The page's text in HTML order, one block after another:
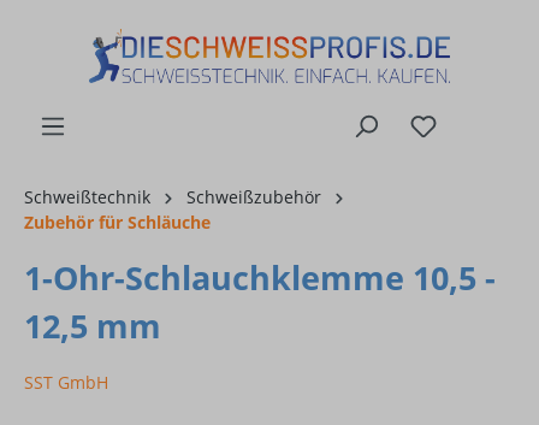
Schweißtechnik
Schweißzubehör
Zubehör für Schläuche
1-Ohr-Schlauchklemme 10,5 -
12,5 mm
SST GmbH